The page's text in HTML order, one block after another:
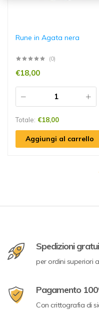
Rune in Agata nera
(0)
€18,00
Totale: €18,00
Aggiungi al carrello
Spedizioni
per ordini superiori
Pagamento
Con crittografia di